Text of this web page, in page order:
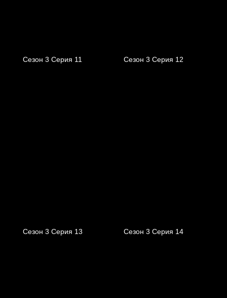
Сезон 3 Серия 11 Сезон 3 Серия 12
Сезон 3 Серия 13 Сезон 3 Серия 14